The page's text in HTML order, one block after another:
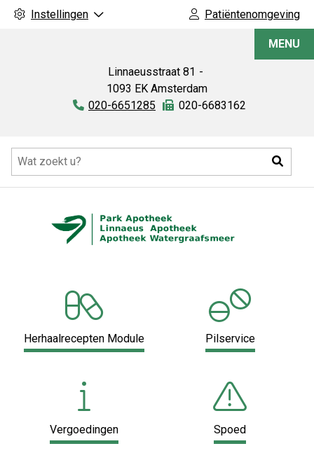
Instellingen Patiëntenomgeving
Linnaeusstraat 81
1093 EK Amsterdam
Tel:
020-6651285 Fax:
020-6683162
MENU
Herhaalrecepten Module Pilservice
Vergoedingen Spoed